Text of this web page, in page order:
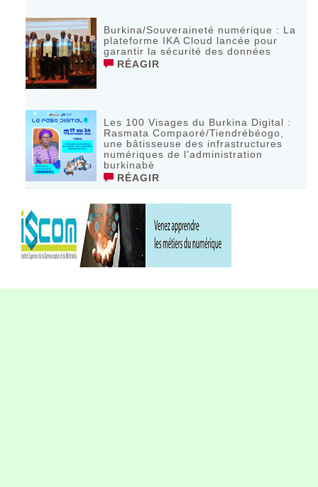
Burkina/Souveraineté numérique : La
plateforme IKA Cloud lancée pour
garantir la sécurité des données
RÉAGIR
Les 100 Visages du Burkina Digital :
Rasmata Compaoré/Tiendrébéogo,
une bâtisseuse des infrastructures
numériques de l’administration
burkinabè
RÉAGIR